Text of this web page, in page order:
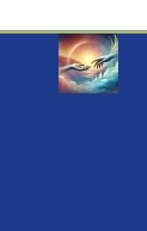
springen